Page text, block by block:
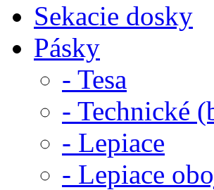
Sekacie dosky
Pásky
- Tesa
- Technické
- Lepiace
- Lepiace